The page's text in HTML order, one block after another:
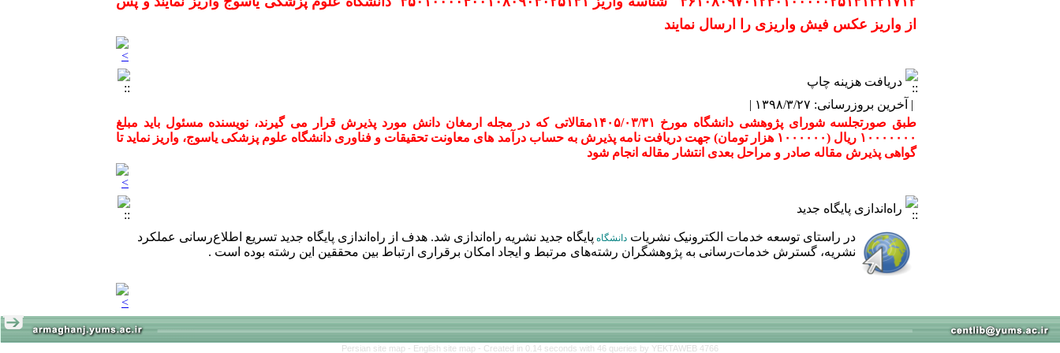
از واریز عکس فیش واریزی را ارسال نمایند
دریافت هزینه چاپ
| آخرین بروزرسانی: ۱۳۹۸/۳/۲۷ |
طبق صورتجلسه شورای پژوهشی دانشگاه مورخ ۱۴۰۵/۰۳/۳۱مقالاتی که در مجله ارمغان دانش مورد پذیرش قرار می گیرند، نویسنده مسئول باید مبلغ
۱۰۰۰۰۰۰۰ ریال (۱۰۰۰۰۰۰ هزار تومان) جهت دریافت نامه پذیرش به حساب درآمد های معاونت تحقیقات و فناوری دانشگاه علوم پزشکی یاسوج، واریز نماید تا
گواهی پذیرش مقاله صادر و مراحل بعدی انتشار مقاله انجام شود
راه‌اندازی پایگاه جدید
در راستای توسعه خدمات الکترونیک نشریات دانشگاه پایگاه جدید نشریه راه‌اندازی شد. هدف از راه‌اندازی پایگاه جدید تسریع اطلاع‌رسانی عملکرد
نشریه، گسترش خدمات‌رسانی به پژوهشگران رشته‌های مرتبط و ایجاد امکان برقراری ارتباط بین محققین این رشته بوده است .
Persian site map - English site map - Created in 0.14 seconds with 46 queries by YEKTAWEB 4766